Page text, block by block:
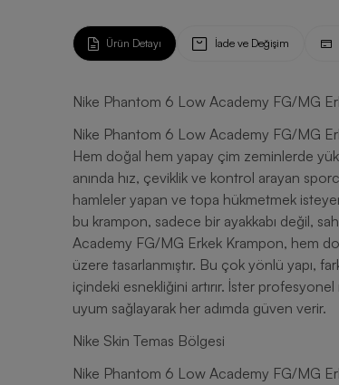
Ürün Detayı İade ve Değişim
Nike Phantom 6 Low Academy FG/MG
Nike Phantom 6 Low Academy FG/MG
Hem doğal hem yapay çim zeminlerde
anında hız, çeviklik ve kontrol arayan
hamleler yapan ve topa hükmetmek
bu krampon, sadece bir ayakkabı değil,
Academy FG/MG Erkek Krampon, hem
üzere tasarlanmıştır. Bu çok yönlü yapı,
içindeki esnekliğini artırır. İster
uyum sağlayarak her adımda güven verir.
Nike Skin Temas Bölgesi
Nike Phantom 6 Low Academy FG/MG